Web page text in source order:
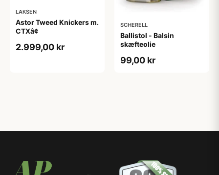
LAKSEN
Astor Tweed Knickers m.
CTXâ¢
2.999,00 kr
SCHERELL
Ballistol - Balsin
skæfteolie
99,00 kr